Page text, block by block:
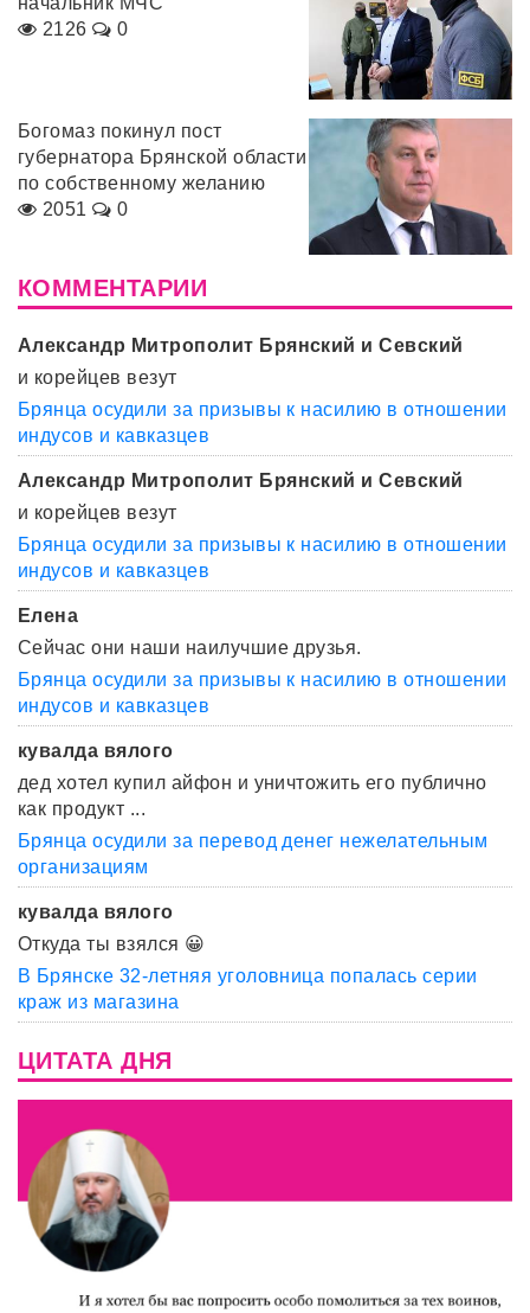
2126
0
Богомаз покинул пост
губернатора Брянской области
по собственному желанию
2051
0
КОММЕНТАРИИ
Александр Митрополит Брянский и Севский
и корейцев везут
Брянца осудили за призывы к насилию в отношении
индусов и кавказцев
Александр Митрополит Брянский и Севский
и корейцев везут
Брянца осудили за призывы к насилию в отношении
индусов и кавказцев
Елена
Сейчас они наши наилучшие друзья.
Брянца осудили за призывы к насилию в отношении
индусов и кавказцев
кувалда вялого
дед хотел купил айфон и уничтожить его публично
как продукт ...
Брянца осудили за перевод денег нежелательным
организациям
кувалда вялого
Откуда ты взялся 😀
В Брянске 32-летняя уголовница попалась серии
краж из магазина
ЦИТАТА ДНЯ